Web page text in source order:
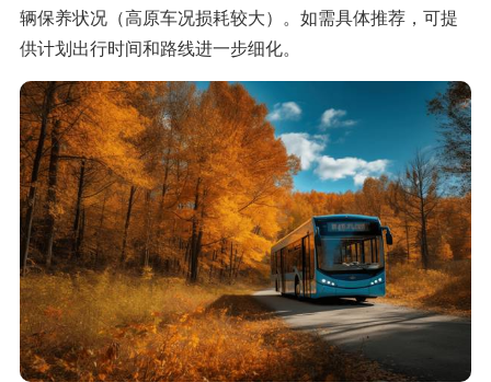
辆保养状况（高原车况损耗较大）。如需具体推荐，可提
供计划出行时间和路线进一步细化。